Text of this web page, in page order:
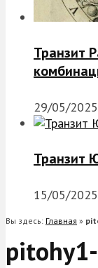
Транзит
29/05/2025
Транзит
15/05/2025
Вы здесь: Главная »